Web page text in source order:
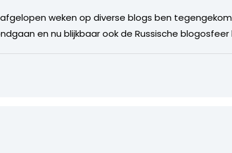
weken op diverse blogs ben
en nu blijkbaar ook de Russische